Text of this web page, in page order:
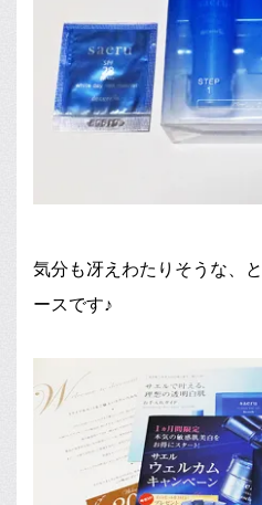
気分も冴えわたりそうな、
ースです♪